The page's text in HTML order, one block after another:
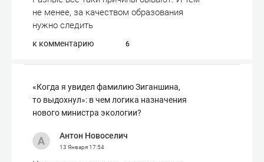
не менее, за качеством образования
нужно следить
к комментарию 6
«Когда я увидел фамилию Зиганшина,
то выдохнул»: в чем логика назначения
нового министра экологии?
Антон Новоселич
13 Января17:54